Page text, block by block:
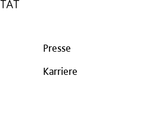
Presse
Karriere